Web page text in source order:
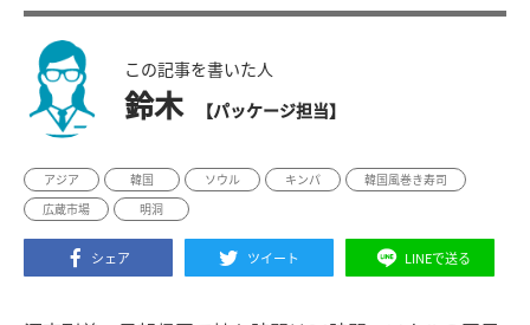
この記事を書いた人
鈴木 【パッケージ担当】
アジア 韓国 ソウル キンパ
韓国風巻き寿司
広蔵市場
明洞
シェア ツイート LINEで送る